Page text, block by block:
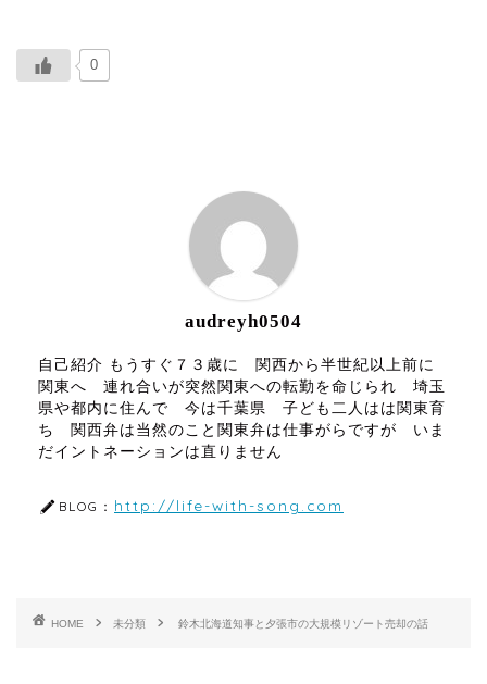
0
audreyh0504
自己紹介 もうすぐ７３歳に 関西から半世紀以上前に
関東へ 連れ合いが突然関東への転勤を命じられ 埼玉
県や都内に住んで 今は千葉県 子ども二人はは関東育
ち 関西弁は当然のこと関東弁は仕事がらですが いま
だイントネーションは直りません
BLOG： http://life-with-song.com
HOME 未分類 鈴木北海道知事と夕張市の大規模リゾート売却の話